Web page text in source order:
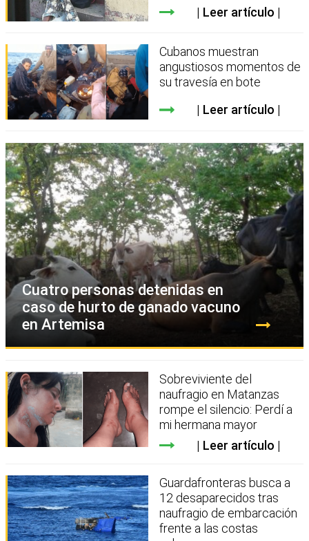
Leer artículo
Cubanos muestran
angustiosos momentos de
su travesía en bote
Leer artículo
Cuatro personas detenidas en
caso de hurto de ganado vacuno
en Artemisa
Sobreviviente del
naufragio en Matanzas
rompe el silencio: Perdí a
mi hermana mayor
Leer artículo
Guardafronteras busca a
12 desaparecidos tras
naufragio de embarcación
frente a las costas